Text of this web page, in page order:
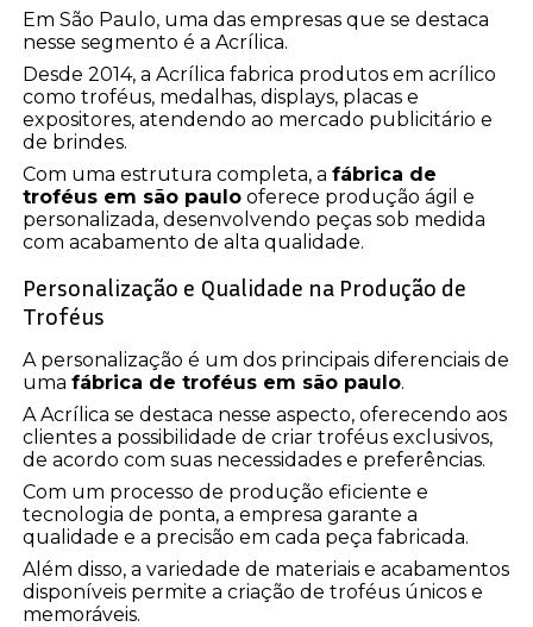
Em São Paulo, uma das empresas que se destaca
nesse segmento é a Acrílica.
Desde 2014, a Acrílica fabrica produtos em acrílico
como troféus, medalhas, displays, placas e
expositores, atendendo ao mercado publicitário e
de brindes.
Com uma estrutura completa, afábrica de
troféus em são paulo oferece produção ágil e
personalizada, desenvolvendo peças sob medida
com acabamento de alta qualidade.
Personalização e Qualidade na Produção de
Troféus
A personalização é um dos principais diferenciais de
umafábrica de troféus em são paulo.
A Acrílica se destaca nesse aspecto, oferecendo aos
clientes a possibilidade de criar troféus exclusivos,
de acordo com suas necessidades e preferências.
Com um processo de produção eficiente e
tecnologia de ponta, a empresa garante a
qualidade e a precisão em cada peça fabricada.
Além disso, a variedade de materiais e acabamentos
disponíveis permite a criação de troféus únicos e
memoráveis.